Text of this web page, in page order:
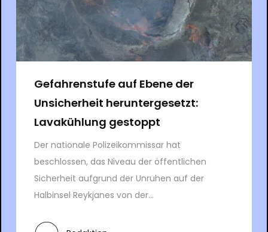
Gefahrenstufe auf Ebene der
Unsicherheit heruntergesetzt:
Lavakühlung gestoppt
Der nationale Polizeikommissar hat
beschlossen, das Niveau der öffentlichen
Sicherheit aufgrund der Unruhen auf der
Halbinsel Reykjanes von der...